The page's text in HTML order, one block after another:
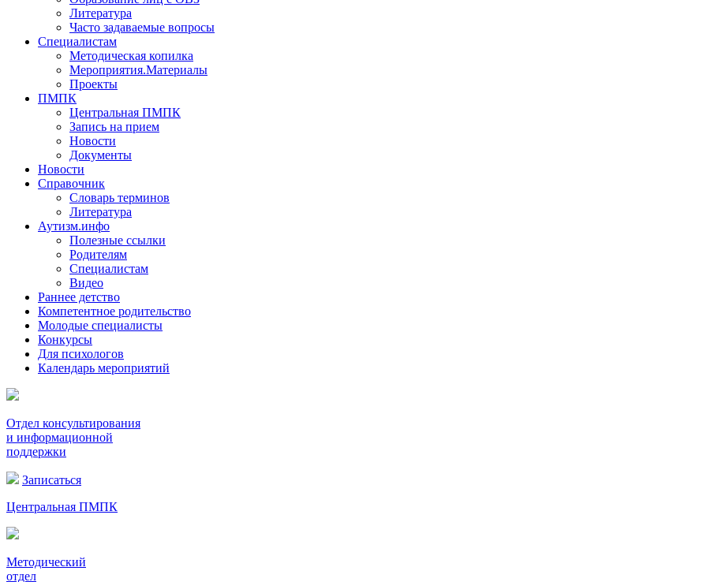
Литература
Часто задаваемые вопросы
Специалистам
Методическая копилка
Мероприятия.Материалы
Проекты
ПМПК
Центральная ПМПК
Запись на прием
Новости
Документы
Новости
Справочник
Словарь терминов
Литература
Аутизм.инфо
Полезные ссылки
Родителям
Специалистам
Видео
Раннее детство
Компетентное родительство
Молодые специалисты
Конкурсы
Для психологов
Календарь мероприятий
Отдел консультирования
и информационной
поддержки
Записаться
Центральная ПМПК
Методический
отдел